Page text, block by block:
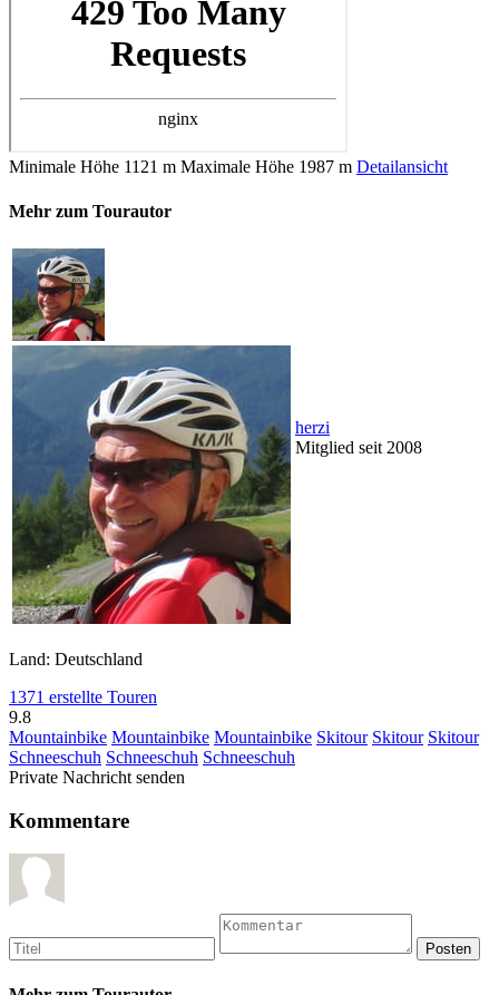
Minimale Höhe 1121 m Maximale Höhe 1987 m Detailansicht
Mehr zum Tourautor
herzi
Mitglied seit 2008
Land: Deutschland
1371 erstellte Touren
9.8
Mountainbike Mountainbike Mountainbike Skitour Skitour Skitour
Schneeschuh Schneeschuh Schneeschuh
Private Nachricht senden
Kommentare